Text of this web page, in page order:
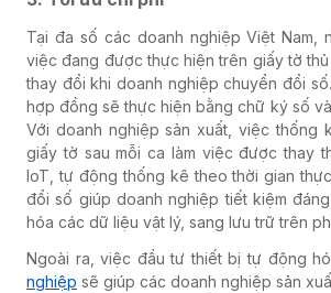
Tại đa số các doanh nghiệp Việt Nam,
việc đang được thực hiện trên giấy tờ
thay đổi khi doanh nghiệp chuyển đổi
hợp đồng sẽ thực hiện bằng chữ ký số
Với doanh nghiệp sản xuất, việc thống
giấy tờ sau mỗi ca làm việc được thay
IoT, tự động thống kê theo thời gian
đổi số giúp doanh nghiệp tiết kiệm
hóa các dữ liệu vật lý, sang lưu trữ trên
Ngoài ra, việc đầu tư thiết bị tự động
nghiệp sẽ giúp các doanh nghiệp sản